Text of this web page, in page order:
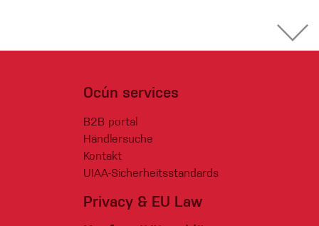
Ocún services
B2B portal
Händlersuche
Kontakt
UIAA-Sicherheitsstandards
Privacy & EU Law